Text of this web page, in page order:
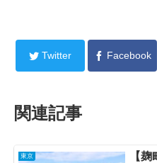
Twitter Facebook
関連記事
東京
【